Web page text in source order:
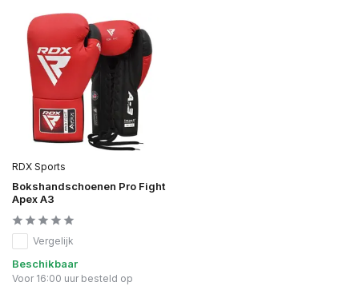
RDX Sports
Bokshandschoenen Pro Fight
Apex A3
Vergelijk
Beschikbaar
Voor 16:00 uur besteld op